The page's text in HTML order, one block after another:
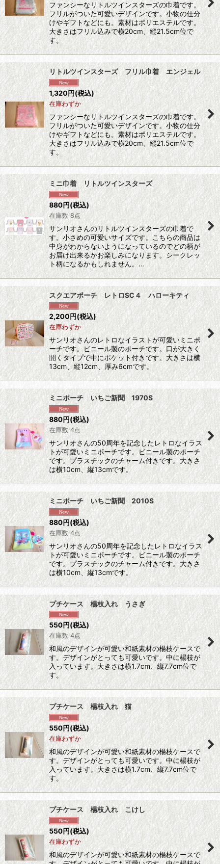
ファンシーなリトルツインスターズの巾着です。
フリルがついた可愛いデザインです。小物の仕分
けやギフトなどにも。素材はポリエステルです。
大きさはフリル込みで横20cm、縦21.5cm位で
す。
リトルツインスターズ フリル巾着 エンジェル
1,320円(税込)
在庫わずか
ファンシーなリトルツインスターズの巾着です。
フリルがついた可愛いデザインです。小物の仕分
けやギフトなどにも。素材はポリエステルです。
大きさはフリル込みで横20cm、縦21.5cm位で
す。
ミニ巾着 リトルツインスターズ
880円(税込)
在庫数 8点
サンリオさんのリトルツインスターズの巾着で
す。小さめの可愛いサイズです。こちらの商品は
中身がわからないようになっているのでどの柄が
お届け出来るかお楽しみになります。シークレッ
ト柄になるかもしれません。…
スクエアポーチ レトロSC４ ハローキティ
2,200円(税込)
在庫わずか
サンリオさんのレトロなイラストが可愛いミニポ
ーチです。ビニール製のポーチです。口が大きく
開くタイプで中にポケット付きです。大きさは横
13cm、縦12cm、厚み6cmです。
ミニポーチ いちご新聞 1970S
880円(税込)
在庫数 4点
サンリオさんの50周年を記念したレトロなイラス
トが可愛いミニポーチです。ビニール製のポーチ
です。プラスチックのチャーム付きです。大きさ
は横10cm、縦13cmです。
ミニポーチ いちご新聞 2010S
880円(税込)
在庫数 4点
サンリオさんの50周年を記念したレトロなイラス
トが可愛いミニポーチです。ビニール製のポーチ
です。プラスチックのチャーム付きです。大きさ
は横10cm、縦13cmです。
プチケース 楊枝入れ うさぎ
550円(税込)
在庫数 4点
和風のデザインが可愛い和紙素材の楊枝ケースで
す。デザインがとっても可愛いです。中に楊枝が
入っています。大きさは横1.7cm、縦7.7cm位で
す。
プチケース 楊枝入れ 猫
550円(税込)
在庫わずか
和風のデザインが可愛い和紙素材の楊枝ケースで
す。デザインがとっても可愛いです。中に楊枝が
入っています。大きさは横1.7cm、縦7.7cm位で
す。
プチケース 楊枝入れ こけし
550円(税込)
在庫わずか
和風のデザインが可愛い和紙素材の楊枝ケースで